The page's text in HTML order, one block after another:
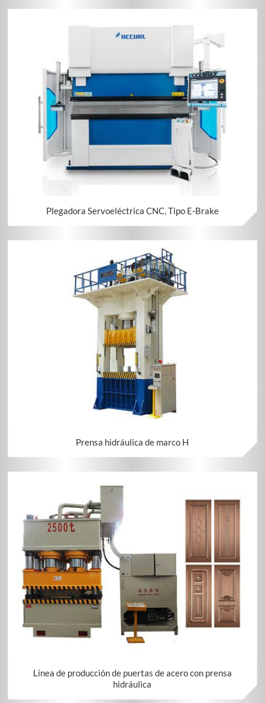
Plegadora Servoeléctrica CNC, Tipo E-Brake
Prensa hidráulica de marco H
Línea de producción de puertas de acero con prensa
hidráulica